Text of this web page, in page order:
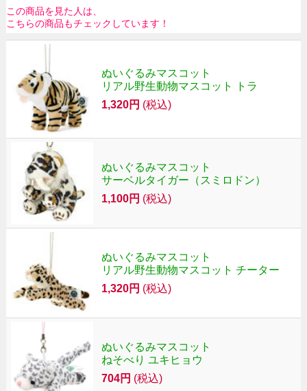
この商品を見た人は、
こちらの商品もチェックしています！
ぬいぐるみマスコット
リアル野生動物マスコット トラ
1,320円 (税込)
ぬいぐるみマスコット
サーベルタイガー（スミロドン）
1,100円 (税込)
ぬいぐるみマスコット
リアル野生動物マスコット チーター
1,320円 (税込)
ぬいぐるみマスコット
ねそべり ユキヒョウ
704円 (税込)